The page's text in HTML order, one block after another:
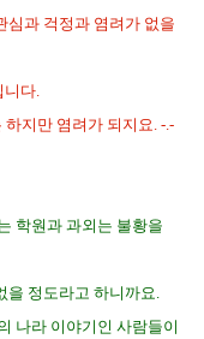
심과 걱정과 염려가 없을
니다.
지만 염려가 되지요. -.-
학원과 과외는 불황을
을 정도라고 하니까요.
나라 이야기인 사람들이